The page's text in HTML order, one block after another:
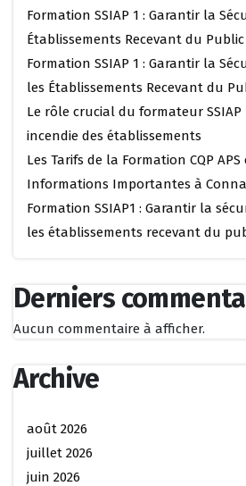
Formation SSIAP 1 : Garantir la
Établissements Recevant du Public
Formation SSIAP 1 : Garantir la
les Établissements Recevant du
Le rôle crucial du formateur
incendie des établissements
Les Tarifs de la Formation CQP
Informations Importantes à
Formation SSIAP1 : Garantir la
les établissements recevant du
Derniers
Aucun commentaire à afficher.
Archive
août 2026
juillet 2026
juin 2026